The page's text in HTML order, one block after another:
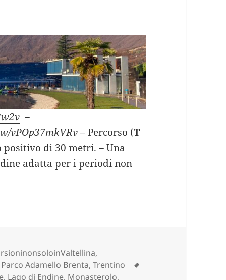
–
vPOp37mkVRv–Percorso (T
positivo di 30 metri. –Una
adatta per i periodi non
DI ENDINE (BG).
,
Adamello Brenta, Trentino
, Lago di Endine, Monasterolo,